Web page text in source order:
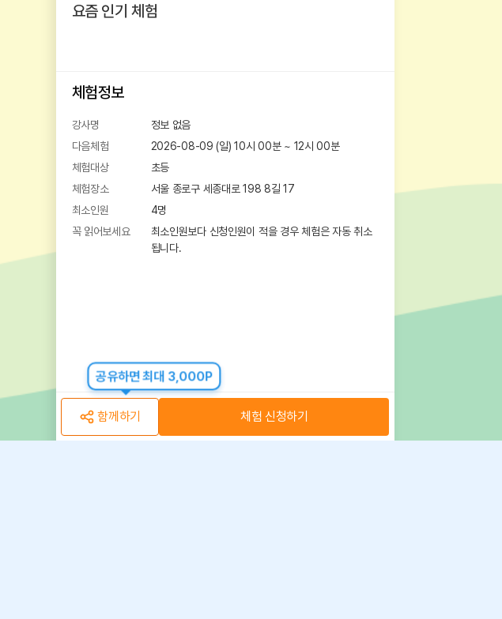
요즘 인기 체험
체험정보
강사명
정보 없음
다음체험
2026-08-09 (일) 10시 00분~ 12시00분
체험대상
초등
체험장소
서울 종로구 세종대로 198 8길 17
최소인원
4명
꼭 읽어보세요
최소인원보다 신청인원이 적을 경우 체험은 자동 취소
됩니다.
공유하면 최대 3,000P
함께하기 체험 신청하기